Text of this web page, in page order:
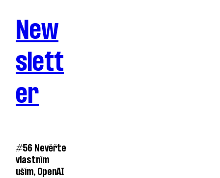
New
slett
er
#56 Nevěřte
vlastním
uším, OpenAI